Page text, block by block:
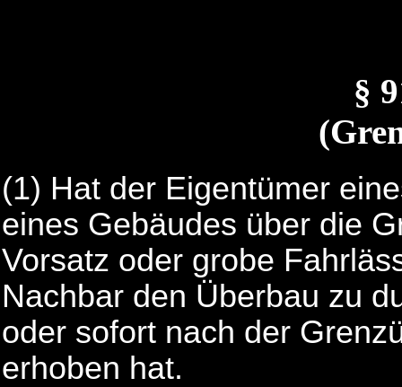
§
(1) Hat der Eigentümer
eines Gebäudes über die
Vorsatz oder grobe
Nachbar den Überbau zu
oder sofort nach der
erhoben hat.